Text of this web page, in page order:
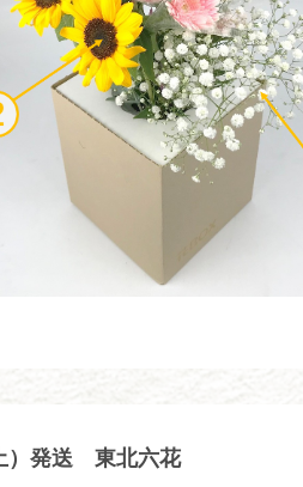
）発送 東北六花